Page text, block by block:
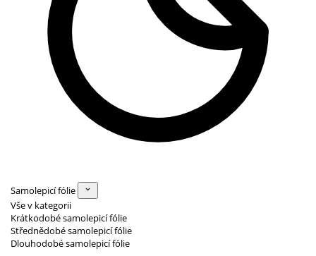
Samolepicí fólie
Vše v kategorii
Krátkodobé samolepicí fólie
Střednědobé samolepicí fólie
Dlouhodobé samolepicí fólie